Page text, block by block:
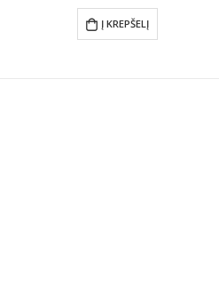
Į KREPŠELĮ